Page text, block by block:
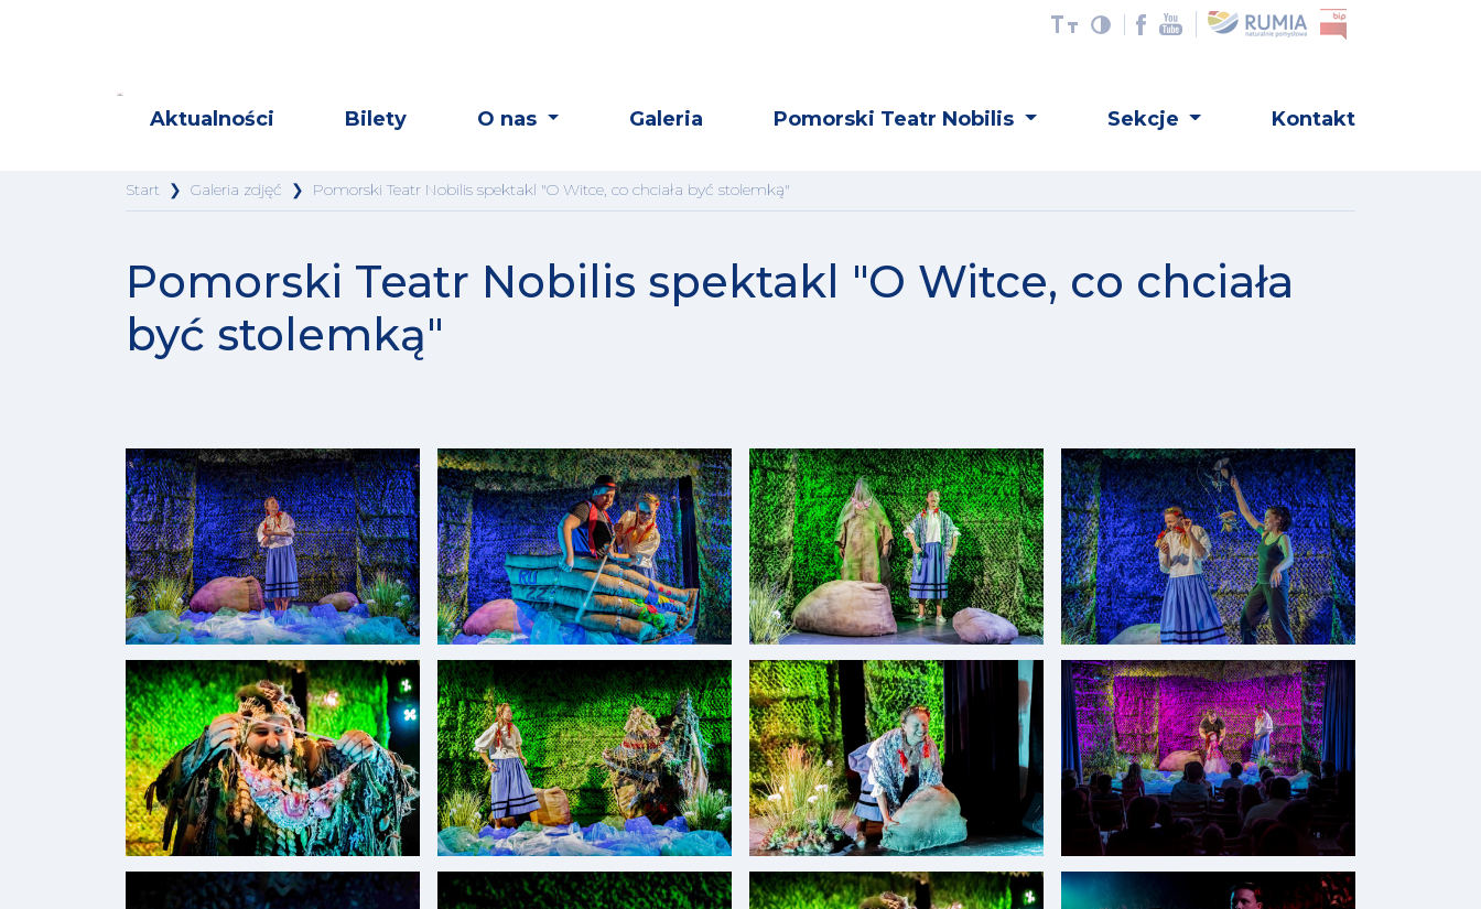
Aktualności Bilety O nas Galeria Pomorski Teatr Nobilis Sekcje Kontakt
Start ❯ Galeria zdjęć ❯ Pomorski Teatr Nobilis spektakl "O Witce, co chciała być stolemką"
Pomorski Teatr Nobilis spektakl "O Witce, co chciała
być stolemką"